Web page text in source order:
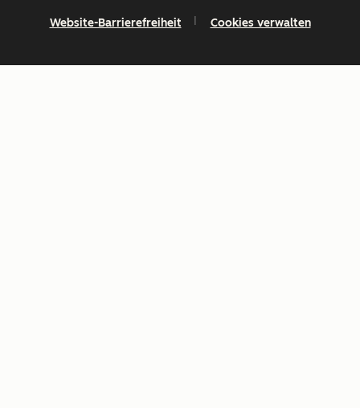
Website-Barrierefreiheit Cookies verwalten